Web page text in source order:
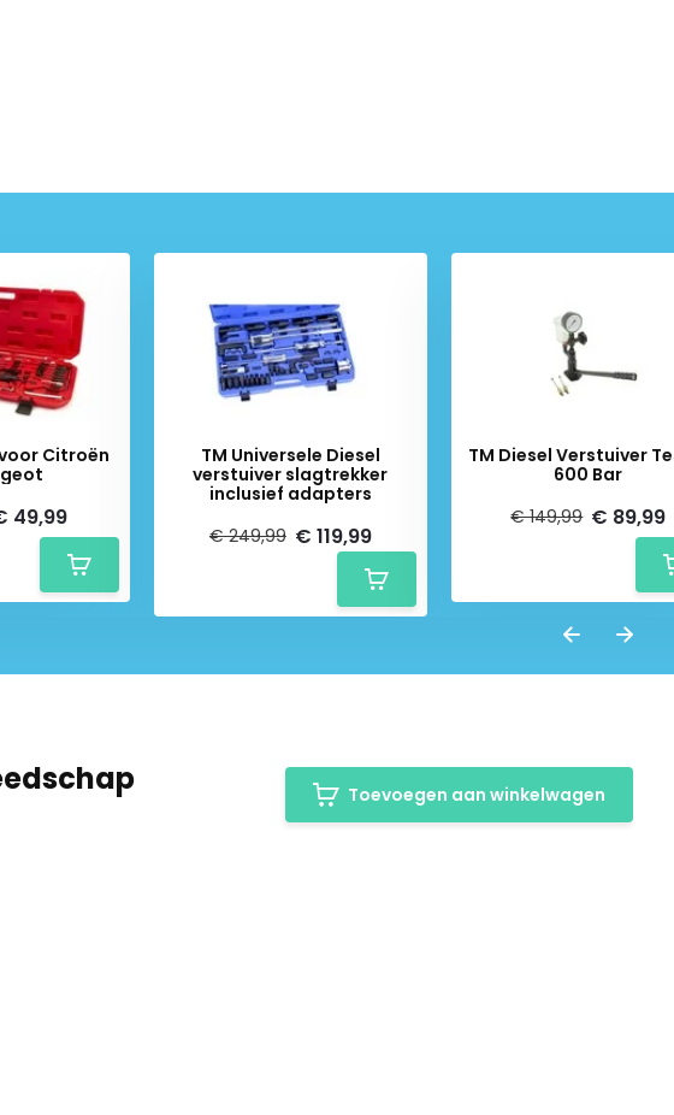
Citroën
49,99
TM Universele Diesel
verstuiver slagtrekker
inclusief adapters
€ 249,99 € 119,99
TM Diesel Verstuiver
600 Bar
€ 149,99 € 89,99
Toevoegen aan winkelwagen